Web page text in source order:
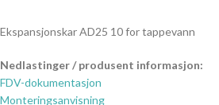
Ekspansjonskar AD25 10 for tappevann
Nedlastinger / produsent informasjon:
FDV-dokumentasjon
Monteringsanvisning